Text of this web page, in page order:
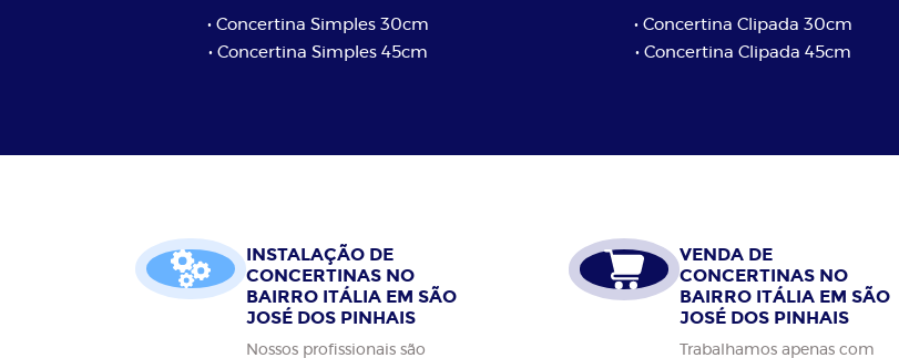
• Concertina Simples 30cm
• Concertina Simples 45cm
• Concertina Clipada 30cm
• Concertina Clipada 45cm
INSTALAÇÃO DE
CONCERTINAS NO
BAIRRO ITÁLIA EM SÃO
JOSÉ DOS PINHAIS
Nossos profissionais são
VENDA DE
CONCERTINAS NO
BAIRRO ITÁLIA EM SÃO
JOSÉ DOS PINHAIS
Trabalhamos apenas com